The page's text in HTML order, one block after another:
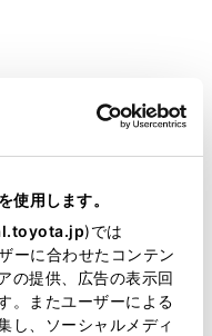
用します。
)では
ーに合わせたコンテン
の提供、広告の表示回
。またユーザーによる
し、ソーシャルメディ
リヤシー
ーとして何よ
を深く研鑽し